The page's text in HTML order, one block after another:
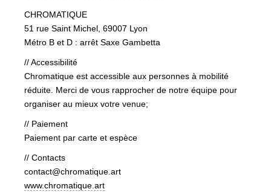
CHROMATIQUE
51 rue Saint Michel, 69007 Lyon
Métro B et D : arrêt Saxe Gambetta
// Accessibilité
Chromatique est accessible aux personnes à mobilité
réduite. Merci de vous rapprocher de notre équipe pour
organiser au mieux votre venue;
// Paiement
Paiement par carte et espèce
// Contacts
contact@chromatique.art
www.chromatique.art